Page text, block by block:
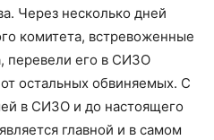
Через несколько дней
комитета, встревоженные
перевели его в СИЗО
остальных обвиняемых. С
в СИЗО и до настоящего
главной и в самом